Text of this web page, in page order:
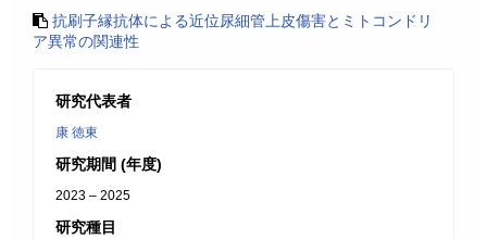
抗刷子縁抗体による近位尿細管上皮傷害とミトコンドリ
ア異常の関連性
研究代表者
康 徳東
研究期間 (年度)
2023 – 2025
研究種目